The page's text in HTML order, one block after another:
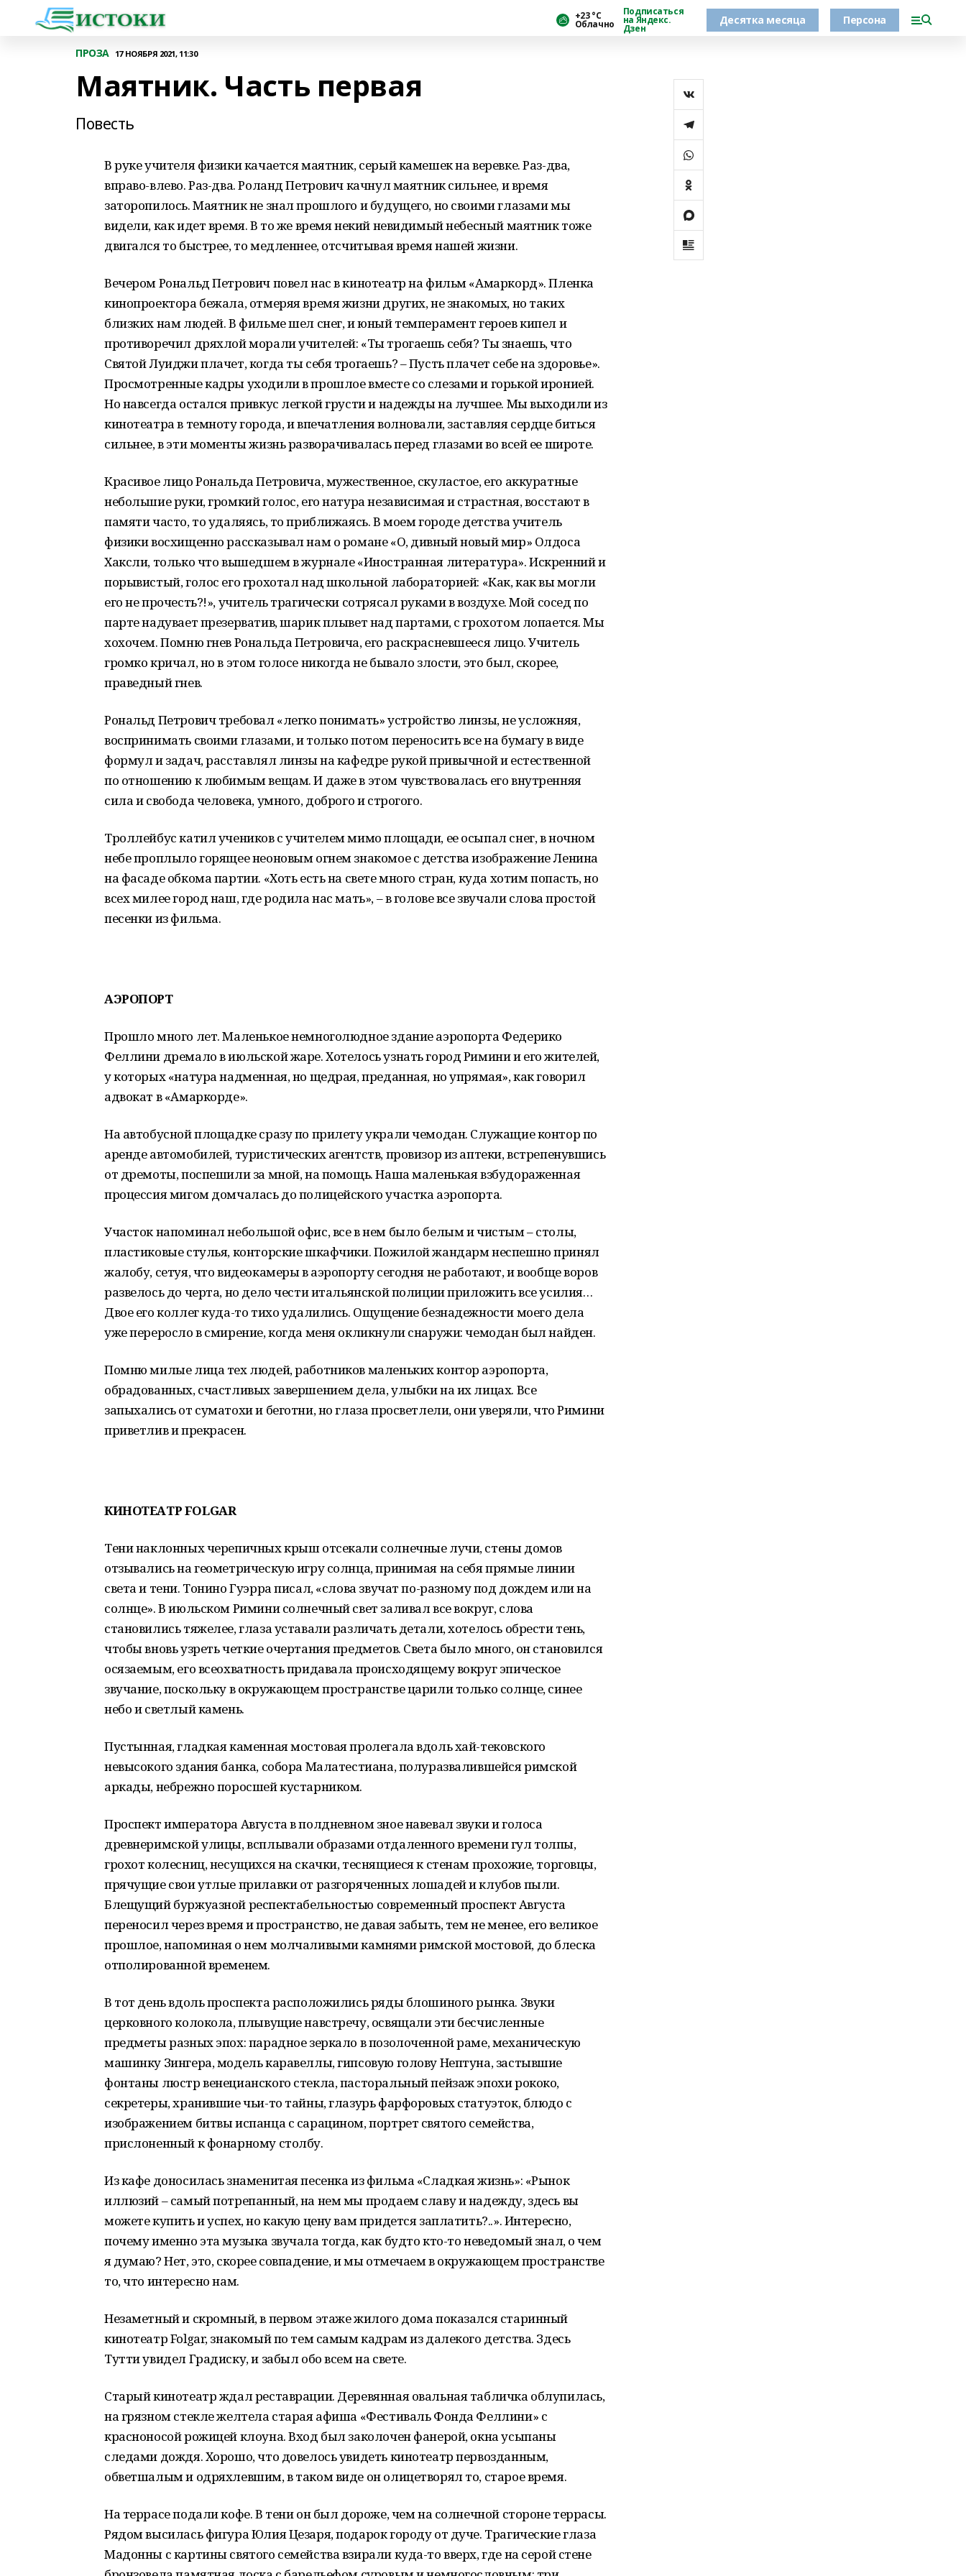
+23 °С
Облачно
Подписаться
на Яндекс.
Дзен
Десятка месяца Персона
ПРОЗА 17 НОЯБРЯ 2021, 11:30
Маятник. Часть первая
Повесть
В руке учителя физики качается маятник, серый камешек на веревке. Раз-два,
вправо-влево. Раз-два. Роланд Петрович качнул маятник сильнее, и время
заторопилось. Маятник не знал прошлого и будущего, но своими глазами мы
видели, как идет время. В то же время некий невидимый небесный маятник тоже
двигался то быстрее, то медленнее, отсчитывая время нашей жизни.
Вечером Рональд Петрович повел нас в кинотеатр на фильм «Амаркорд». Пленка
кинопроектора бежала, отмеряя время жизни других, не знакомых, но таких
близких нам людей. В фильме шел снег, и юный темперамент героев кипел и
противоречил дряхлой морали учителей: «Ты трогаешь себя? Ты знаешь, что
Святой Луиджи плачет, когда ты себя трогаешь? – Пусть плачет себе на здоровье».
Просмотренные кадры уходили в прошлое вместе со слезами и горькой иронией.
Но навсегда остался привкус легкой грусти и надежды на лучшее. Мы выходили из
кинотеатра в темноту города, и впечатления волновали, заставляя сердце биться
сильнее, в эти моменты жизнь разворачивалась перед глазами во всей ее широте.
Красивое лицо Рональда Петровича, мужественное, скуластое, его аккуратные
небольшие руки, громкий голос, его натура независимая и страстная, восстают в
памяти часто, то удаляясь, то приближаясь. В моем городе детства учитель
физики восхищенно рассказывал нам о романе «О, дивный новый мир» Олдоса
Хаксли, только что вышедшем в журнале «Иностранная литература». Искренний и
порывистый, голос его грохотал над школьной лабораторией: «Как, как вы могли
его не прочесть?!», учитель трагически сотрясал руками в воздухе. Мой сосед по
парте надувает презерватив, шарик плывет над партами, с грохотом лопается. Мы
хохочем. Помню гнев Рональда Петровича, его раскрасневшееся лицо. Учитель
громко кричал, но в этом голосе никогда не бывало злости, это был, скорее,
праведный гнев.
Рональд Петрович требовал «легко понимать» устройство линзы, не усложняя,
воспринимать своими глазами, и только потом переносить все на бумагу в виде
формул и задач, расставлял линзы на кафедре рукой привычной и естественной
по отношению к любимым вещам. И даже в этом чувствовалась его внутренняя
сила и свобода человека, умного, доброго и строгого.
Троллейбус катил учеников с учителем мимо площади, ее осыпал снег, в ночном
небе проплыло горящее неоновым огнем знакомое с детства изображение Ленина
на фасаде обкома партии. «Хоть есть на свете много стран, куда хотим попасть, но
всех милее город наш, где родила нас мать», – в голове все звучали слова простой
песенки из фильма.
АЭРОПОРТ
Прошло много лет. Маленькое немноголюдное здание аэропорта Федерико
Феллини дремало в июльской жаре. Хотелось узнать город Римини и его жителей,
у которых «натура надменная, но щедрая, преданная, но упрямая», как говорил
адвокат в «Амаркорде».
На автобусной площадке сразу по прилету украли чемодан. Служащие контор по
аренде автомобилей, туристических агентств, провизор из аптеки, встрепенувшись
от дремоты, поспешили за мной, на помощь. Наша маленькая взбудораженная
процессия мигом домчалась до полицейского участка аэропорта.
Участок напоминал небольшой офис, все в нем было белым и чистым – столы,
пластиковые стулья, конторские шкафчики. Пожилой жандарм неспешно принял
жалобу, сетуя, что видеокамеры в аэропорту сегодня не работают, и вообще воров
развелось до черта, но дело чести итальянской полиции приложить все усилия…
Двое его коллег куда-то тихо удалились. Ощущение безнадежности моего дела
уже переросло в смирение, когда меня окликнули снаружи: чемодан был найден.
Помню милые лица тех людей, работников маленьких контор аэропорта,
обрадованных, счастливых завершением дела, улыбки на их лицах. Все
запыхались от суматохи и беготни, но глаза просветлели, они уверяли, что Римини
приветлив и прекрасен.
КИНОТЕАТРFOLGAR
Тени наклонных черепичных крыш отсекали солнечные лучи, стены домов
отзывались на геометрическую игру солнца, принимая на себя прямые линии
света и тени. Тонино Гуэрра писал, «слова звучат по-разному под дождем или на
солнце». В июльском Римини солнечный свет заливал все вокруг, слова
становились тяжелее, глаза уставали различать детали, хотелось обрести тень,
чтобы вновь узреть четкие очертания предметов. Света было много, он становился
осязаемым, его всеохватность придавала происходящему вокруг эпическое
звучание, поскольку в окружающем пространстве царили только солнце, синее
небо и светлый камень.
Пустынная, гладкая каменная мостовая пролегала вдоль хай-тековского
невысокого здания банка, собора Малатестиана, полуразвалившейся римской
аркады, небрежно поросшей кустарником.
Проспект императора Августа в полдневном зное навевал звуки и голоса
древнеримской улицы, всплывали образами отдаленного времени гул толпы,
грохот колесниц, несущихся на скачки, теснящиеся к стенам прохожие, торговцы,
прячущие свои утлые прилавки от разгоряченных лошадей и клубов пыли.
Блещущий буржуазной респектабельностью современный проспект Августа
переносил через время и пространство, не давая забыть, тем не менее, его великое
прошлое, напоминая о нем молчаливыми камнями римской мостовой, до блеска
отполированной временем.
В тот день вдоль проспекта расположились ряды блошиного рынка. Звуки
церковного колокола, плывущие навстречу, освящали эти бесчисленные
предметы разных эпох: парадное зеркало в позолоченной раме, механическую
машинку Зингера, модель каравеллы, гипсовую голову Нептуна, застывшие
фонтаны люстр венецианского стекла, пасторальный пейзаж эпохи рококо,
секретеры, хранившие чьи-то тайны, глазурь фарфоровых статуэток, блюдо с
изображением битвы испанца с сарацином, портрет святого семейства,
прислоненный к фонарному столбу.
Из кафе доносилась знаменитая песенка из фильма «Сладкая жизнь»: «Рынок
иллюзий – самый потрепанный, на нем мы продаем славу и надежду, здесь вы
можете купить и успех, но какую цену вам придется заплатить?..». Интересно,
почему именно эта музыка звучала тогда, как будто кто-то неведомый знал, о чем
я думаю? Нет, это, скорее совпадение, и мы отмечаем в окружающем пространстве
то, что интересно нам.
Незаметный и скромный, в первом этаже жилого дома показался старинный
кинотеатр Folgar, знакомый по тем самым кадрам из далекого детства. Здесь
Тутти увидел Градиску, и забыл обо всем на свете.
Старый кинотеатр ждал реставрации. Деревянная овальная табличка облупилась,
на грязном стекле желтела старая афиша «Фестиваль Фонда Феллини» с
красноносой рожицей клоуна. Вход был заколочен фанерой, окна усыпаны
следами дождя. Хорошо, что довелось увидеть кинотеатр первозданным,
обветшалым и одряхлевшим, в таком виде он олицетворял то, старое время.
На террасе подали кофе. В тени он был дороже, чем на солнечной стороне террасы.
Рядом высилась фигура Юлия Цезаря, подарок городу от дуче. Трагические глаза
Мадонны с картины святого семейства взирали куда-то вверх, где на серой стене